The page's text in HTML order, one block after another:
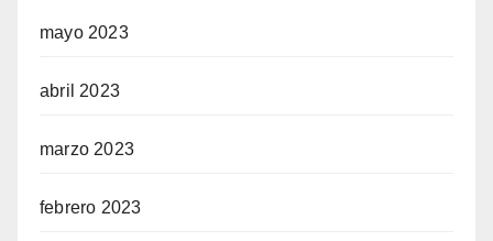
mayo 2023
abril 2023
marzo 2023
febrero 2023